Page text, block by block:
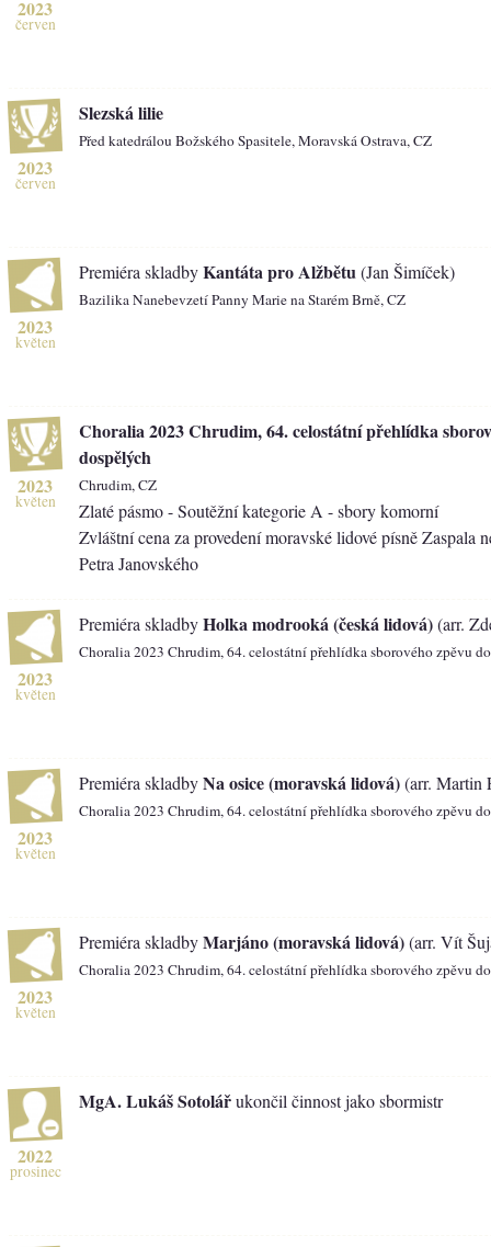
2023
červen
2023
červen
Slezská lilie
Před katedrálou Božského Spasitele, Moravská Ostrava, CZ
2023
květen
Premiéra skladbyKantáta pro Alžbětu (Jan Šimíček)
Bazilika Nanebevzetí Panny Marie na Starém Brně, CZ
2023
květen
Choralia 2023 Chrudim, 64. celostátní přehlídka
dospělých
Chrudim, CZ
Zlaté pásmo - Soutěžní kategorie A - sbory komorní
Zvláštní cena za provedení moravské lidové písně Zaspala
Petra Janovského
2023
květen
Premiéra skladbyHolka modrooká (česká lidová)(arr.
Choralia 2023 Chrudim, 64. celostátní přehlídka sborového zpěvu
2023
květen
Premiéra skladbyNa osice (moravská lidová)(arr. Martin
Choralia 2023 Chrudim, 64. celostátní přehlídka sborového zpěvu
2023
květen
Premiéra skladbyMarjáno (moravská lidová)(arr. Vít
Choralia 2023 Chrudim, 64. celostátní přehlídka sborového zpěvu
2022
prosinec
MgA. Lukáš Sotolářukončil činnost jako sbormistr